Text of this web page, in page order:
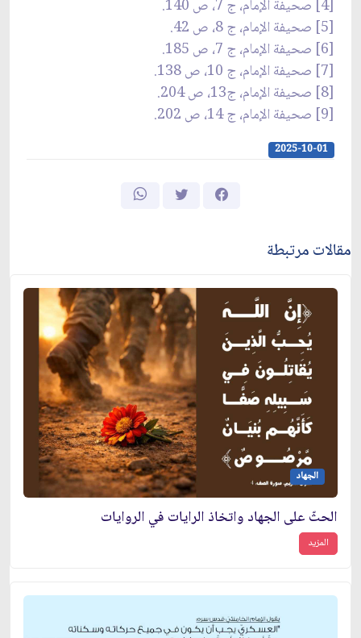
[4] صحيفة الإمام، ج 7، ص 140.
[5] صحيفة الإمام، ج 8، ص 42.
[6] صحيفة الإمام، ج 7، ص 185.
[7] صحيفة الإمام، ج 10، ص 138.
[8] صحيفة الإمام، ج‏13، ص 204.
[9] صحيفة الإمام، ج 14، ص 202.
2025-10-01
مقالات مرتبطة
الجهاد
الحثّ على الجهاد واتخاذ الرايات في الروايات
المزيد